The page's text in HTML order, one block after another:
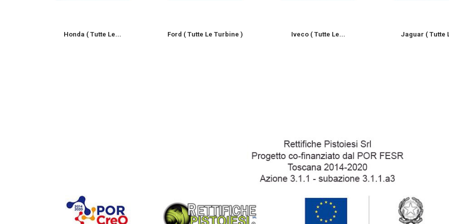
Honda ( Tutte Le... Ford ( Tutte Le Turbine ) Iveco ( Tutte Le... Jaguar ( Tutte